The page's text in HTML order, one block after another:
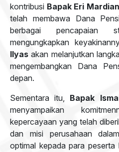
kontribusi Bapak Eri
telah membawa Dana
berbagai pencapaian
mengungkapkan
Ilyas akan melanjutkan
mengembangkan Dana
depan.
Sementara itu, Bapak
menyampaikan
kepercayaan yang telah
dan misi perusahaan
optimal kepada para peserta